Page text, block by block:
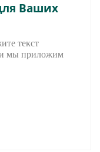
Ваших
текст
и мы приложим